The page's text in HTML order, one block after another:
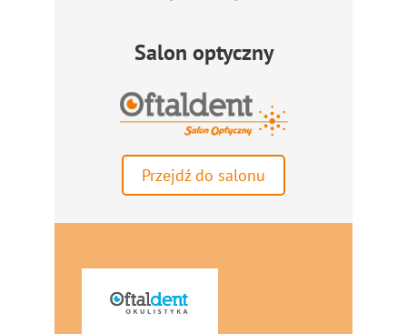
Salon optyczny
Przejdź do salonu